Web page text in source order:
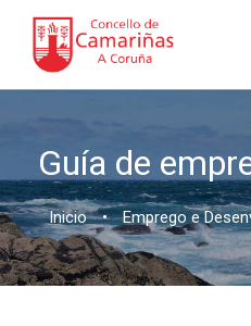
Guía de
Inicio • Emprego e